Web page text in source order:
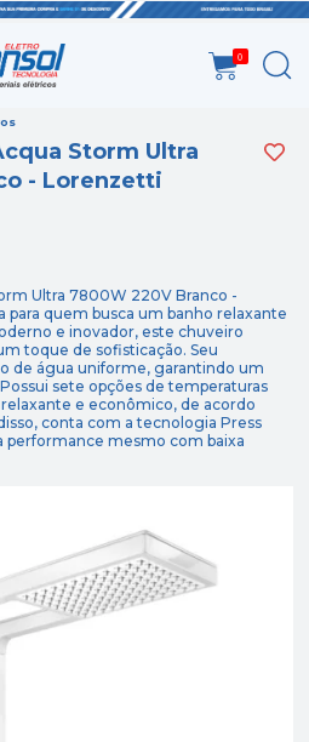
0
Storm Ultra
- Lorenzetti
Ultra 7800W 220V Branco -
quem busca um banho relaxante
e inovador, este chuveiro
toque de sofisticação. Seu
de água uniforme, garantindo um
sete opções de temperaturas
e econômico, de acordo
conta com a tecnologia Press
performance mesmo com baixa